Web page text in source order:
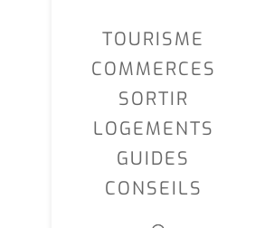
TOURISME
COMMERCES
SORTIR
LOGEMENTS
GUIDES
CONSEILS